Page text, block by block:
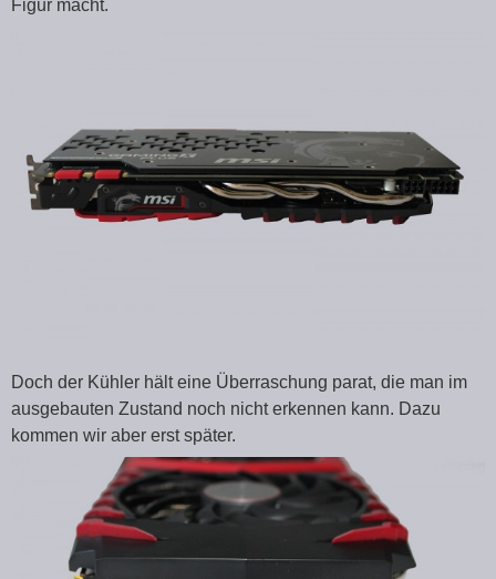
Figur macht.
Doch der Kühler hält eine Überraschung parat, die man im
ausgebauten Zustand noch nicht erkennen kann. Dazu
kommen wir aber erst später.